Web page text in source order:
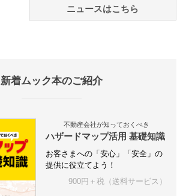
ニュースはこちら
新着ムック本のご紹介
不動産会社が知っておくべき
ハザードマップ活用 基礎知識
お客さまへの「安心」「安全」の
提供に役立てよう！
900円＋税（送料サービス）